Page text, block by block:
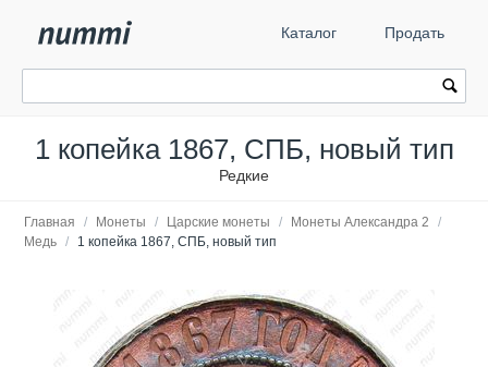
Каталог Продать
1 копейка 1867, СПБ, новый тип
Редкие
Главная / Монеты / Царские монеты / Монеты Александра 2
/
Медь / 1 копейка 1867, СПБ, новый тип